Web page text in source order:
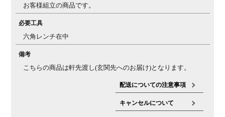
お客様組立の商品です。
必要工具
六角レンチ在中
備考
こちらの商品は軒先渡し(玄関先へのお届け)となります。
配送についての注意事項
キャンセルについて